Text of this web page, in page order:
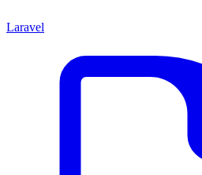
Laravel